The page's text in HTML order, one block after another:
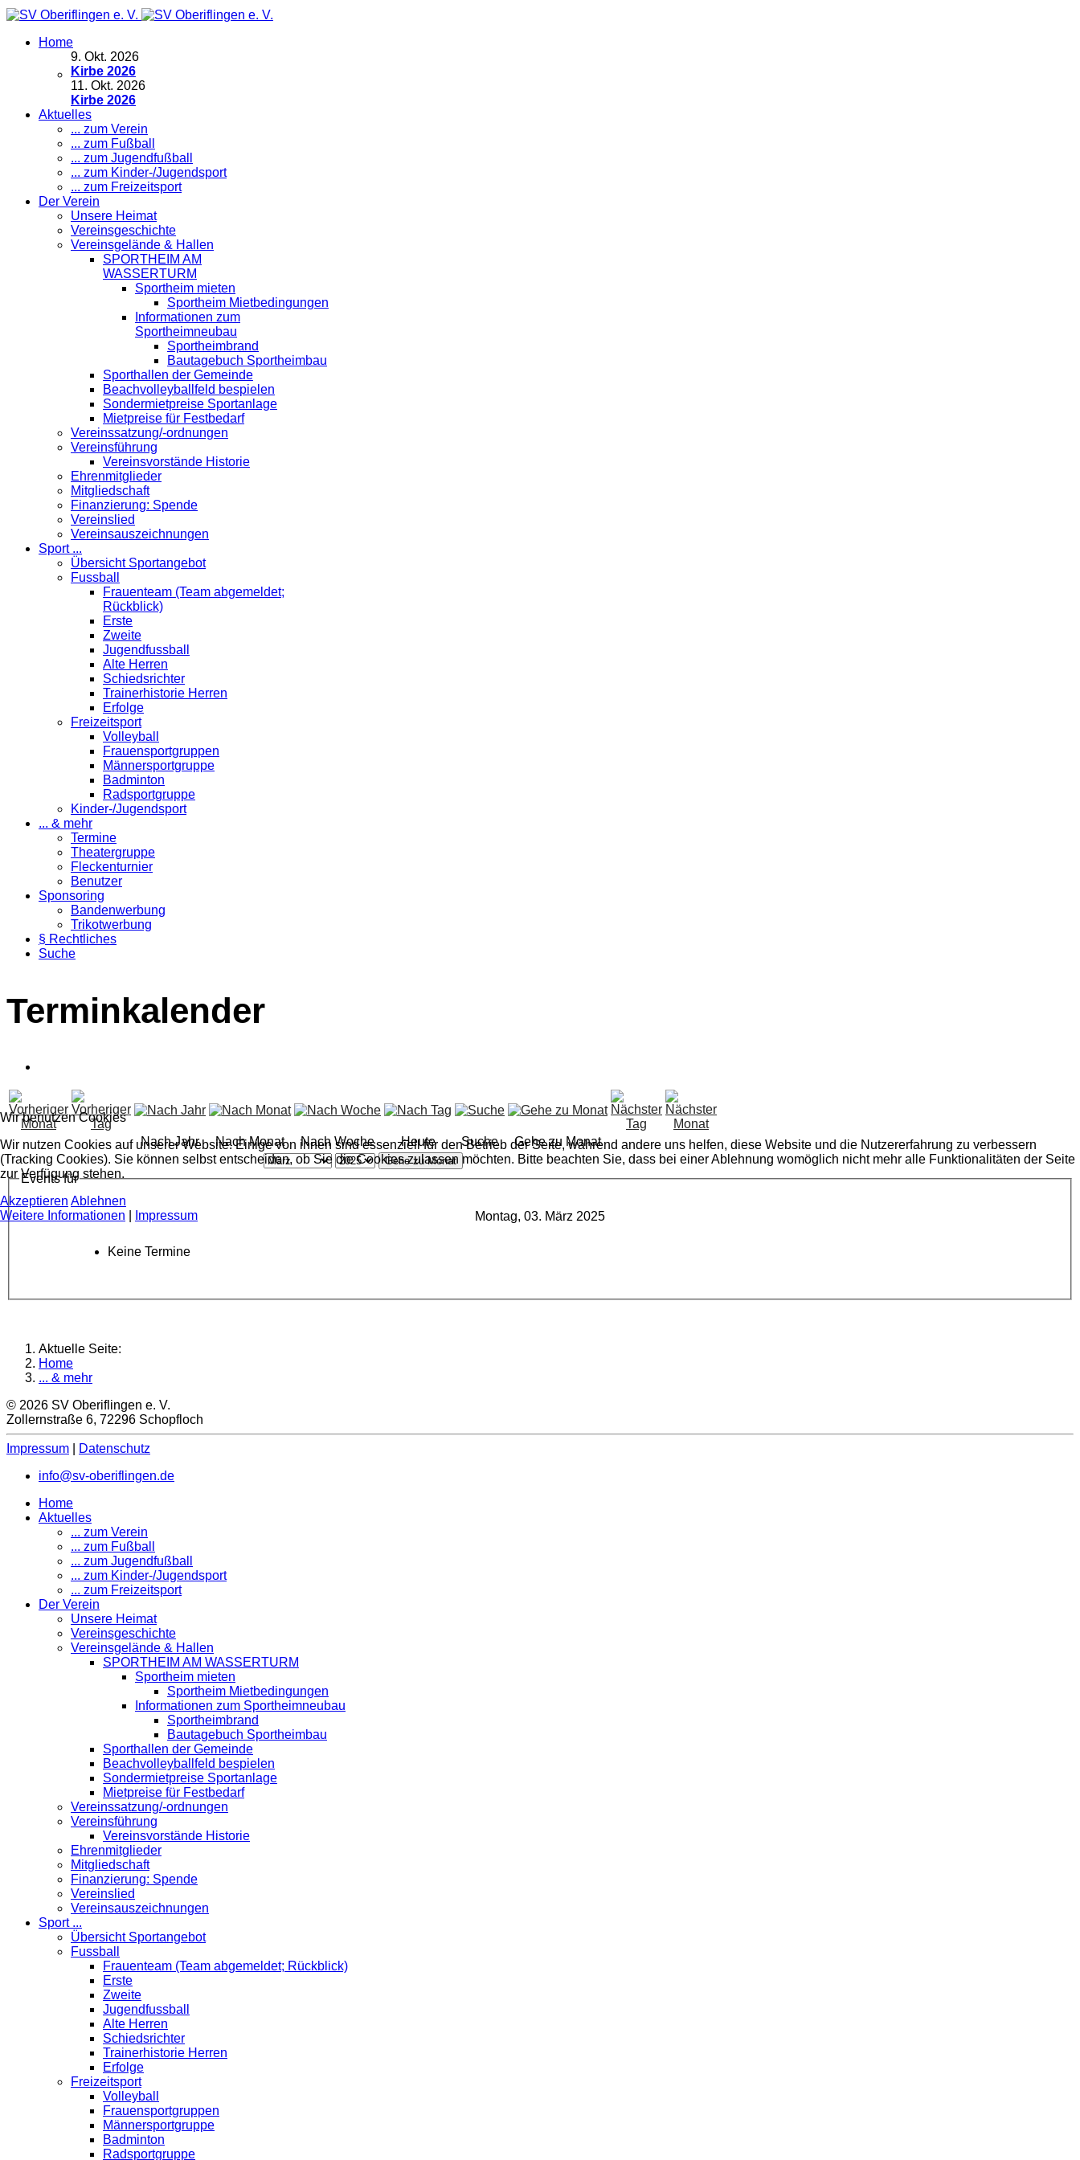
Home
9. Okt. 2026
Kirbe 2026
11. Okt. 2026
Kirbe 2026
Aktuelles
... zum Verein
... zum Fußball
... zum Jugendfußball
... zum Kinder-/Jugendsport
... zum Freizeitsport
Der Verein
Unsere Heimat
Vereinsgeschichte
Vereinsgelände & Hallen
SPORTHEIM AM
WASSERTURM
Sportheim mieten
Sportheim Mietbedingungen
Informationen zum
Sportheimneubau
Sportheimbrand
Bautagebuch Sportheimbau
Sporthallen der Gemeinde
Beachvolleyballfeld bespielen
Sondermietpreise Sportanlage
Mietpreise für Festbedarf
Vereinssatzung/-ordnungen
Vereinsführung
Vereinsvorstände Historie
Ehrenmitglieder
Mitgliedschaft
Finanzierung: Spende
Vereinslied
Vereinsauszeichnungen
Sport ...
Übersicht Sportangebot
Fussball
Frauenteam (Team abgemeldet;
Rückblick)
Erste
Zweite
Jugendfussball
Alte Herren
Schiedsrichter
Trainerhistorie Herren
Erfolge
Freizeitsport
Volleyball
Frauensportgruppen
Männersportgruppe
Badminton
Radsportgruppe
Kinder-/Jugendsport
... & mehr
Termine
Theatergruppe
Fleckenturnier
Benutzer
Sponsoring
Bandenwerbung
Trikotwerbung
§ Rechtliches
Suche
Terminkalender
Nach Jahr Nach Monat Nach Woche Heute Suche Gehe zu Monat
Gehe zu Monat
Events für
Montag, 03. März 2025
Keine Termine
Aktuelle Seite:
Home
... & mehr
© 2026 SV Oberiflingen e. V.
Zollernstraße 6, 72296 Schopfloch
Impressum
Datenschutz
info@sv-oberiflingen.de
Home
Aktuelles
... zum Verein
... zum Fußball
... zum Jugendfußball
... zum Kinder-/Jugendsport
... zum Freizeitsport
Der Verein
Unsere Heimat
Vereinsgeschichte
Vereinsgelände & Hallen
SPORTHEIM AM WASSERTURM
Sportheim mieten
Sportheim Mietbedingungen
Informationen zum Sportheimneubau
Sportheimbrand
Bautagebuch Sportheimbau
Sporthallen der Gemeinde
Beachvolleyballfeld bespielen
Sondermietpreise Sportanlage
Mietpreise für Festbedarf
Vereinssatzung/-ordnungen
Vereinsführung
Vereinsvorstände Historie
Ehrenmitglieder
Mitgliedschaft
Finanzierung: Spende
Vereinslied
Vereinsauszeichnungen
Sport ...
Übersicht Sportangebot
Fussball
Frauenteam (Team abgemeldet; Rückblick)
Erste
Zweite
Jugendfussball
Alte Herren
Schiedsrichter
Trainerhistorie Herren
Erfolge
Freizeitsport
Volleyball
Frauensportgruppen
Männersportgruppe
Badminton
Radsportgruppe
Wir benutzen Cookies
Wir nutzen Cookies auf unserer Website. Einige von ihnen sind essenziell für den Betrieb der Seite, während andere uns helfen, diese Website und die Nutzererfahrung zu verbessern
(Tracking Cookies). Sie können selbst entscheiden, ob Sie die Cookies zulassen möchten. Bitte beachten Sie, dass bei einer Ablehnung womöglich nicht mehr alle Funktionalitäten der Seite
zur Verfügung stehen.
Akzeptieren Ablehnen
Weitere Informationen
Impressum